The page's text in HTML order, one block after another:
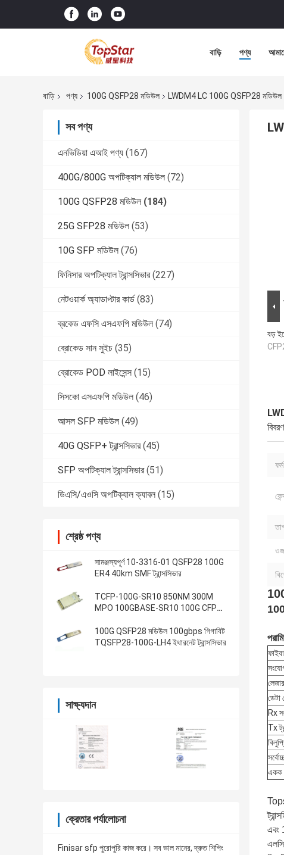
বাড়ি পণ্য
বাড়ি পণ্য 100G QSFP28 মডিউল LWDM4 LC 100G QSFP28
সব পণ্য
এনভিডিয়া এআই পণ্য (167)
400G/800G অপটিক্যাল মডিউল (72)
100G QSFP28 মডিউল (184)
25G SFP28 মডিউল (53)
10G SFP মডিউল (76)
ফিনিসার অপটিক্যাল ট্রান্সসিভার (227)
নেটওয়ার্ক অ্যাডাপ্টার কার্ড (83)
ব্রকেড এফসি এসএফপি মডিউল (74)
ব্রোকেড সান সুইচ (35)
ব্রোকেড POD লাইসেন্স (15)
সিসকো এসএফপি মডিউল (46)
আসল SFP মডিউল (49)
40G QSFP+ ট্রান্সসিভার (45)
SFP অপটিক্যাল ট্রান্সসিভার (51)
ডিএসি/এওসি অপটিক্যাল ক্যাবল (15)
শ্রেষ্ঠ পণ্য
সামঞ্জস্যপূর্ণ 10-3316-01 QSFP28 100G
ER4 40km SMF ট্রান্সসিভার
TCFP-100G-SR10 850NM 300M
MPO 100GBASE-SR10 100G CFP
100G QSFP28 মডিউল 100gbps গিগাবিট
TQSFP28-100G-LH4 ইথারনেট ট্রান্সসিভার
সাক্ষ্যদান
ক্রেতার পর্যালোচনা
Finisar sfp পুরোপুরি কাজ করে। সব ভাল মানের, দ্রুত শিপিং
বড়
বিবরণ
ডেটা
Rx
Tx
একক
এবং